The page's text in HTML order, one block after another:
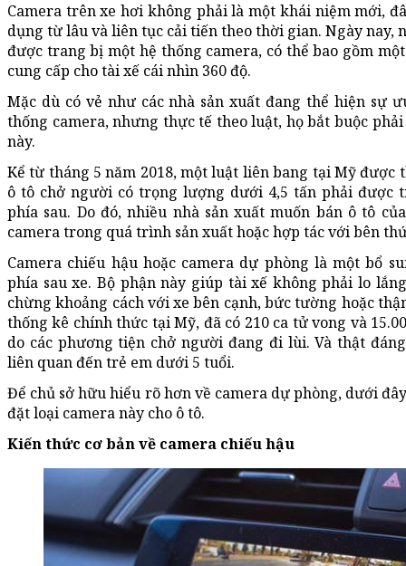
Camera trên xe hơi không phải là một khái niệm mới,
dụng từ lâu và liên tục cải tiến theo thời gian. Ngày nay,
được trang bị một hệ thống camera, có thể bao gồm
cung cấp cho tài xế cái nhìn 360 độ.
Mặc dù có vẻ như các nhà sản xuất đang thể hiện sự
thống camera, nhưng thực tế theo luật, họ bắt buộc
này.
Kể từ tháng 5 năm 2018, một luật liên bang tại Mỹ được
ô tô chở người có trọng lượng dưới 4,5 tấn phải được
phía sau. Do đó, nhiều nhà sản xuất muốn bán ô tô
camera trong quá trình sản xuất hoặc hợp tác với bên
Camera chiếu hậu hoặc camera dự phòng là một bổ
phía sau xe. Bộ phận này giúp tài xế không phải lo
chừng khoảng cách với xe bên cạnh, bức tường hoặc
thống kê chính thức tại Mỹ, đã có 210 ca tử vong và
do các phương tiện chở người đang đi lùi. Và thật
liên quan đến trẻ em dưới 5 tuổi.
Để chủ sở hữu hiểu rõ hơn về camera dự phòng, dưới
đặt loại camera này cho ô tô.
Kiến thức cơ bản về camera chiếu hậu